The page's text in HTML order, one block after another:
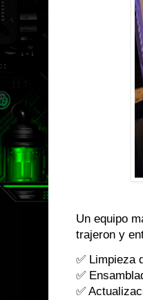
Un equipo
trajeron y
✅ Limpieza
✅
✅